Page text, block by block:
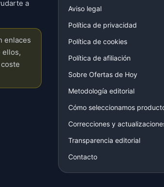
a
enlaces
ellos,
Aviso legal
Política de privacidad
Política de cookies
Política de afiliación
Sobre Ofertas de Hoy
Metodología editorial
Cómo seleccionamos
Correcciones y
Transparencia editorial
Contacto